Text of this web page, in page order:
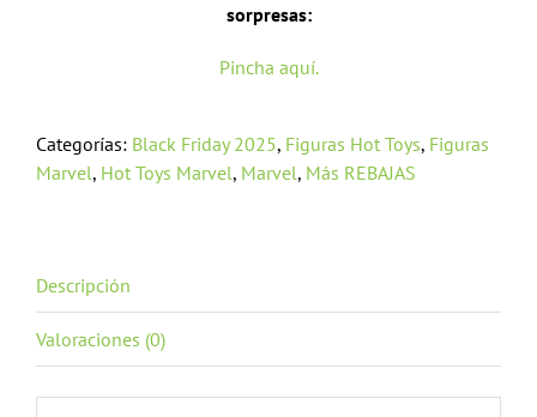
sorpresas:
Pincha aquí.
Categorías: Black Friday 2025, Figuras Hot Toys, Figuras
Marvel, Hot Toys Marvel, Marvel, Más REBAJAS
Descripción
Valoraciones (0)